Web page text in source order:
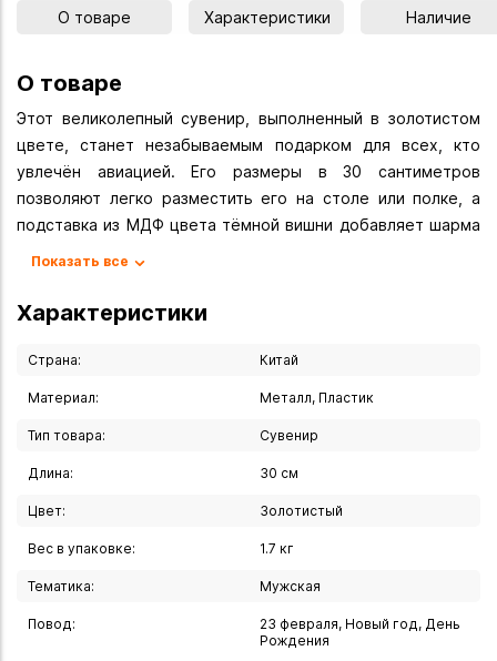
О товаре Характеристики Наличие
О товаре
Этот великолепный сувенир, выполненный в золотистом
цвете, станет незабываемым подарком для всех, кто
увлечён авиацией. Его размеры в 30 сантиметров
позволяют легко разместить его на столе или полке, а
подставка из МДФ цвета тёмной вишни добавляет шарма
Размах крыльев -20 см.
длина - подставки 16 см
ширина подставки -12 см
общая высота - 22 см.
вес - 1700 гр.
Вы можете купить Сувенир "Самолет" 30 см в указанных
ниже магазинах в Иркутске и в Ангарске, а также сделать
Иркутску или транспортной компанией по всей России.
Показать все
Характеристики
Страна: Китай
Материал: Металл, Пластик
Тип товара: Сувенир
Длина: 30 см
Цвет: Золотистый
Вес в упаковке: 1.7 кг
Тематика: Мужская
Повод:
23 февраля, Новый год, День
Рождения